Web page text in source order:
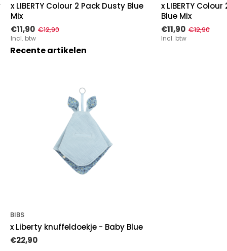
x LIBERTY Colour 2 Pack Dusty Blue
Mix
€11,90 €12,90
Incl. btw
x LIBERTY
Blue Mix
€11,90 €12,90
Incl. btw
Recente artikelen
BIBS
x Liberty knuffeldoekje - Baby Blue
€22,90